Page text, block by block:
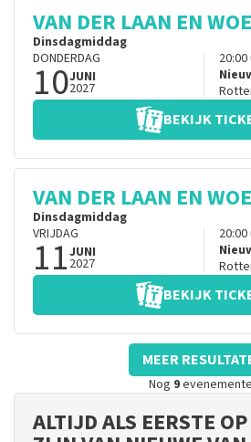
VAN DER LAAN EN WOE
Dinsdagmiddag
DONDERDAG
10JUNI
2027
20:00
BEKIJK
VAN DER LAAN EN WOE
Dinsdagmiddag
VRIJDAG
11JUNI
2027
20:00
BEKIJK
MEER
Nog 9
ALTIJD ALS EERSTE